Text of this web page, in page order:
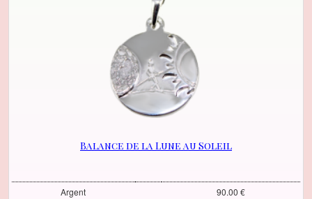
Balance de la Lune au Soleil
Argent 90.00 €